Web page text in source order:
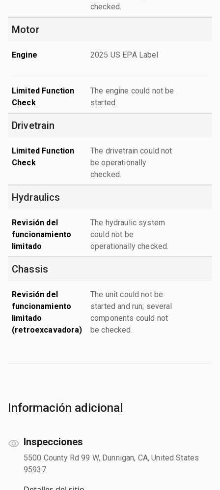
checked.
Motor
Engine 2025 US EPA Label
Limited Function
Check
The engine could not be
started.
Drivetrain
Limited Function
Check
The drivetrain could not
be operationally
checked.
Hydraulics
Revisión del
funcionamiento
limitado
The hydraulic system
could not be
operationally checked.
Chassis
Revisión del
funcionamiento
limitado
(retroexcavadora)
The unit could not be
started and run; several
components could not
be checked.
Información adicional
Inspecciones
5500 County Rd 99 W, Dunnigan, CA, United States
95937